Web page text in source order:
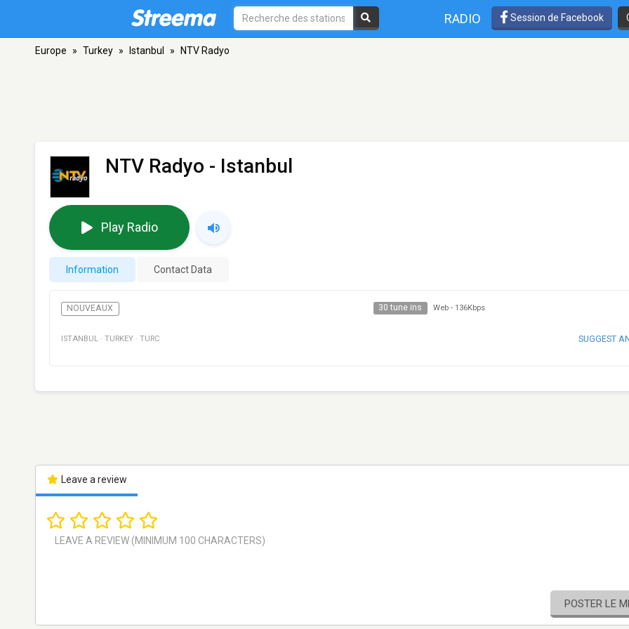
RADIO Session de Facebook
Europe » Turkey » Istanbul » NTV Radyo
NTV Radyo - Istanbul
Play Radio
Information Contact Data
NOUVEAUX 30 tune ins Web - 136Kbps
ISTANBUL · TURKEY · TURC SUGGEST
Leave a review
POSTER LE